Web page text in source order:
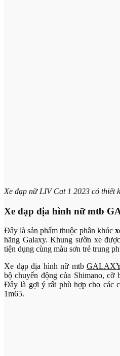
Xe đạp nữ LIV Cat 1 2023 có thiết
Xe đạp địa hình nữ mtb
Đây là sản phẩm thuộc phân khúc
hãng Galaxy. Khung sườn xe
tiện dụng cùng màu sơn trẻ trung
Xe đạp địa hình nữ mtb
bộ chuyển động của Shimano, cỡ
Đây là gợi ý rất phù hợp cho các
1m65.